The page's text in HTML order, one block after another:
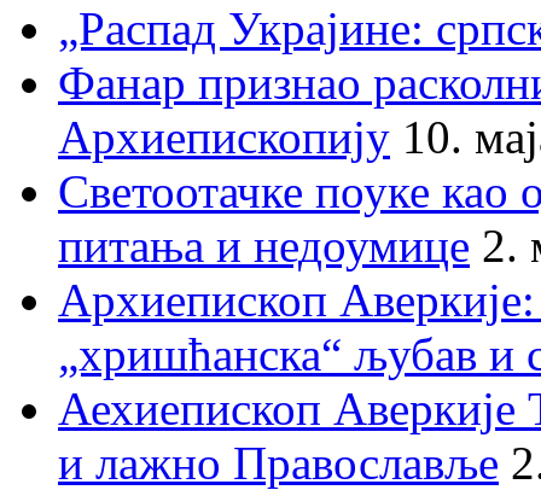
„Распад Украјине:
Фанар признао
Архиепископију 10.
Светоотачке поуке као
питања и недоумице 2.
Архиепископ
„хришћанска“ љубав и
Аехиепископ
и лажно Православље